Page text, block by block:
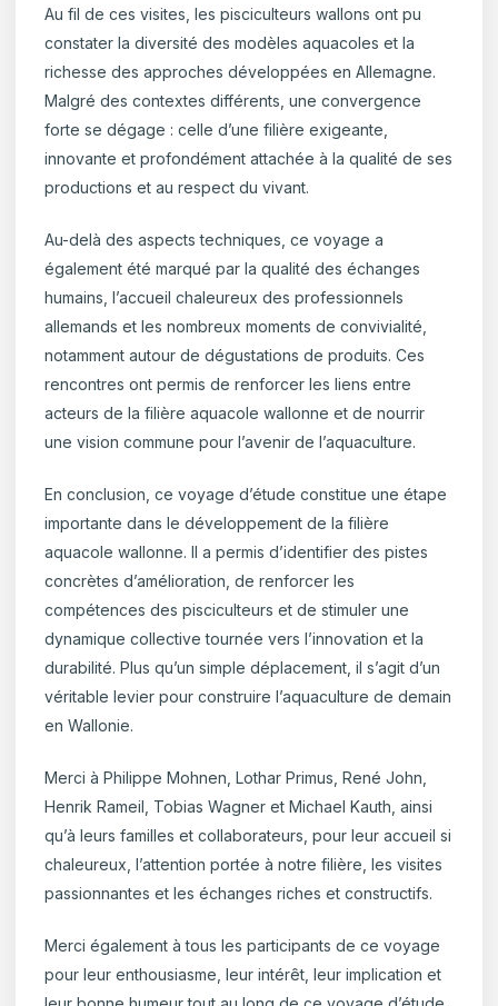
Au fil de ces visites, les pisciculteurs wallons ont pu
constater la diversité des modèles aquacoles et la
richesse des approches développées en Allemagne.
Malgré des contextes différents, une convergence
forte se dégage : celle d’une filière exigeante,
innovante et profondément attachée à la qualité de ses
productions et au respect du vivant.
Au-delà des aspects techniques, ce voyage a
également été marqué par la qualité des échanges
humains, l’accueil chaleureux des professionnels
allemands et les nombreux moments de convivialité,
notamment autour de dégustations de produits. Ces
rencontres ont permis de renforcer les liens entre
acteurs de la filière aquacole wallonne et de nourrir
une vision commune pour l’avenir de l’aquaculture.
En conclusion, ce voyage d’étude constitue une étape
importante dans le développement de la filière
aquacole wallonne. Il a permis d’identifier des pistes
concrètes d’amélioration, de renforcer les
compétences des pisciculteurs et de stimuler une
dynamique collective tournée vers l’innovation et la
durabilité. Plus qu’un simple déplacement, il s’agit d’un
véritable levier pour construire l’aquaculture de demain
en Wallonie.
Merci à Philippe Mohnen, Lothar Primus, René John,
Henrik Rameil, Tobias Wagner et Michael Kauth, ainsi
qu’à leurs familles et collaborateurs, pour leur accueil si
chaleureux, l’attention portée à notre filière, les visites
passionnantes et les échanges riches et constructifs.
Merci également à tous les participants de ce voyage
pour leur enthousiasme, leur intérêt, leur implication et